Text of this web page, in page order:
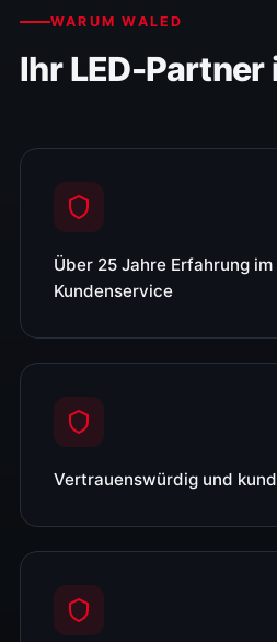
WARUM WALED
Ihr LED-Partner
Über 25 Jahre Erfahrung
Kundenservice
Vertrauenswürdig und